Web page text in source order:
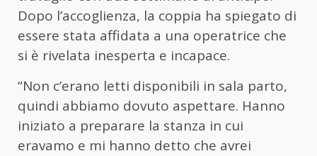
Dopo l’accoglienza, la coppia ha spiegato di
essere stata affidata a una operatrice che
si è rivelata inesperta e incapace.
“Non c’erano letti disponibili in sala parto,
quindi abbiamo dovuto aspettare. Hanno
iniziato a preparare la stanza in cui
eravamo e mi hanno detto che avrei